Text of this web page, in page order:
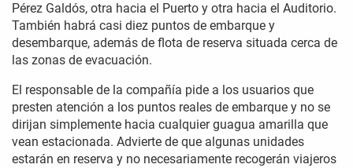
Pérez Galdós, otra hacia el Puerto y otra hacia el Auditorio.
También habrá casi diez puntos de embarque y
desembarque, además de flota de reserva situada cerca de
las zonas de evacuación.
El responsable de la compañía pide a los usuarios que
presten atención a los puntos reales de embarque y no se
dirijan simplemente hacia cualquier guagua amarilla que
vean estacionada. Advierte de que algunas unidades
estarán en reserva y no necesariamente recogerán viajeros